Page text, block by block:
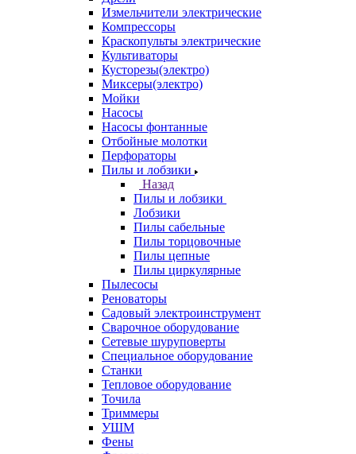
Измельчители электрические
Компрессоры
Краскопульты электрические
Культиваторы
Кусторезы(электро)
Миксеры(электро)
Мойки
Насосы
Насосы фонтанные
Отбойные молотки
Перфораторы
Пилы и лобзики
Назад
Пилы и лобзики
Лобзики
Пилы сабельные
Пилы торцовочные
Пилы цепные
Пилы циркулярные
Пылесосы
Реноваторы
Садовый электроинструмент
Сварочное оборудование
Сетевые шуруповерты
Специальное оборудование
Станки
Тепловое оборудование
Точила
Триммеры
УШМ
Фены